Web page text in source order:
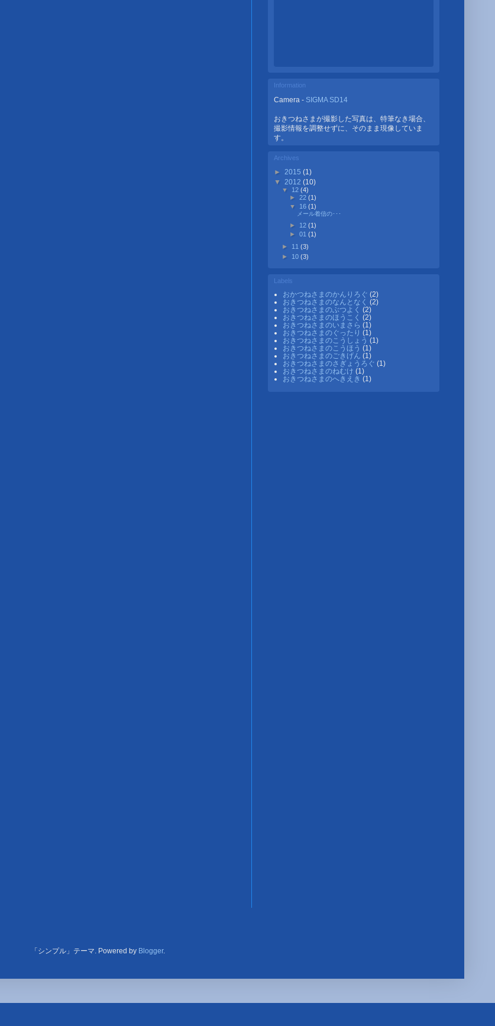
Information
Camera - SIGMA SD14
おきつねさまが撮影した写真は、特筆なき場合、
撮影情報を調整せずに、そのまま現像していま
す。
Archives
► 2015 (1)
▼ 2012 (10)
▼ 12(4)
►22(1)
▼ 16(1)
メール着信の･･･
► 12(1)
►01(1)
► 11(3)
► 10(3)
Labels
おかつねさまのかんりろぐ (2)
おきつねさまのなんとなく (2)
おきつねさまのぶつよく (2)
おきつねさまのほうこく (2)
おきつねさまのいまさら (1)
おきつねさまのぐったり (1)
おきつねさまのこうしょう (1)
おきつねさまのこうほう (1)
おきつねさまのごきげん (1)
おきつねさまのさぎょうろぐ (1)
おきつねさまのねむけ (1)
おきつねさまのへきえき (1)
「シンプル」テーマ. Powered by Blogger.